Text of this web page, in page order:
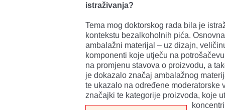
istraživanja?
Tema mog doktorskog rada bila je
kontekstu bezalkoholnih pića.
ambalažni materijal – uz dizajn,
komponenti koje utječu na
na promjenu stavova o proizvodu, a
je dokazalo značaj ambalažnog
te ukazalo na određene moderatorske
značajki te kategorije proizvoda, koje